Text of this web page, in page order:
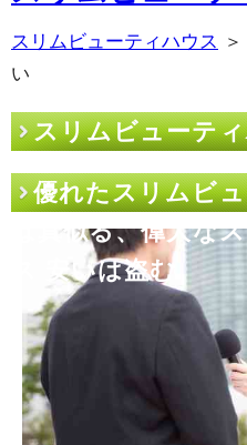
スリムビューティハウス
い
スリムビューテ
優れたスリムビ
は真似る、偉大な
ス 安いは盗む